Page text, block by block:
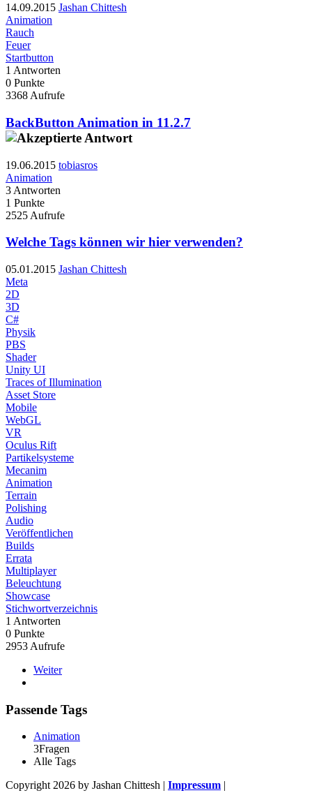
14.09.2015 Jashan Chittesh
Animation
Rauch
Feuer
Startbutton
1 Antworten
0 Punkte
3368 Aufrufe
BackButton Animation in 11.2.7
19.06.2015 tobiasros
Animation
3 Antworten
1 Punkte
2525 Aufrufe
Welche Tags können wir hier verwenden?
05.01.2015 Jashan Chittesh
Meta
2D
3D
C#
Physik
PBS
Shader
Unity UI
Traces of Illumination
Asset Store
Mobile
WebGL
VR
Oculus Rift
Partikelsysteme
Mecanim
Animation
Terrain
Polishing
Audio
Veröffentlichen
Builds
Errata
Multiplayer
Beleuchtung
Showcase
Stichwortverzeichnis
1 Antworten
0 Punkte
2953 Aufrufe
Weiter
Passende Tags
Animation
3Fragen
Alle Tags
Copyright 2026 by Jashan Chittesh | Impressum |